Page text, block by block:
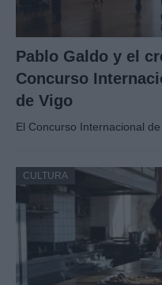
Pablo Galdo y el
Concurso
de Vigo
El Concurso Internacional
CULTURA